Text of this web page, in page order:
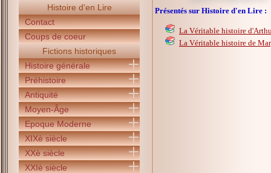
Histoire d'en Lire
Contact
Coups de coeur
Fictions historiques
Histoire générale
Préhistoire
Antiquité
Moyen-Âge
Epoque Moderne
XIXè siècle
XXè siècle
XXIè siècle
Présentés sur Histoire d'en Lire :
La Véritable histoire
La Véritable histoire de